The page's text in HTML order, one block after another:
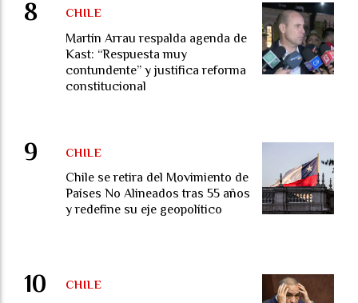
Martín Arrau respalda agenda de
Kast: “Respuesta muy
contundente” y justifica reforma
constitucional
CHILE
Chile se retira del Movimiento de
Países No Alineados tras 55 años
y redefine su eje geopolítico
CHILE
CHILE